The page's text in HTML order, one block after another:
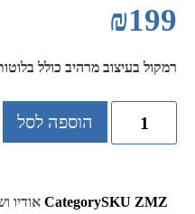
₪199
רמקול בעיצוב מרהיב כולל
הוספה לסל
SKU ZMZ
Category אודיו